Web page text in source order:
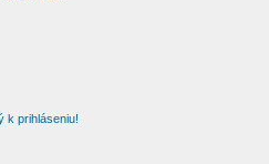
k prihláseniu!